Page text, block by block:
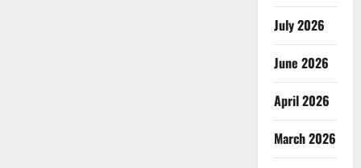
July 2026
June 2026
April 2026
March 2026